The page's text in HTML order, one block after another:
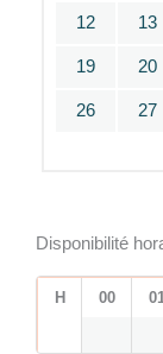
12 13
19 20
26 27
Disponibilité
H 00